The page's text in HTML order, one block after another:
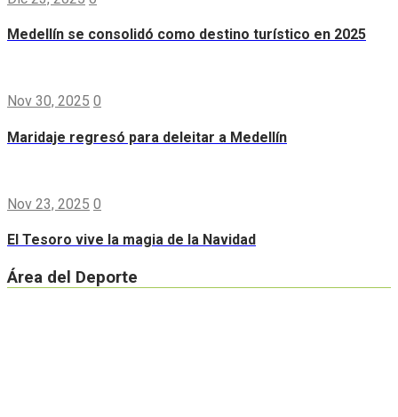
Medellín se consolidó como destino turístico en 2025
Nov 30, 2025 0
Maridaje regresó para deleitar a Medellín
Nov 23, 2025 0
El Tesoro vive la magia de la Navidad
Área del Deporte